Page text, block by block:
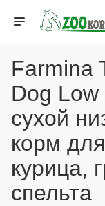
Farmina
Dog
сухой
корм
курица,
спельта